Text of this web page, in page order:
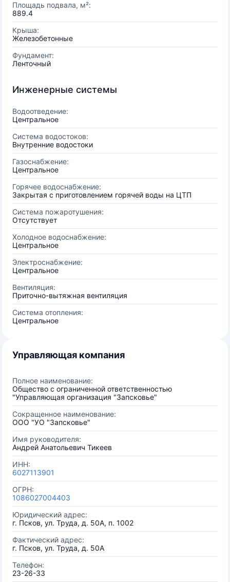
Площадь подвала, м²:
889.4
Крыша:
Железобетонные
Фундамент:
Ленточный
Инженерные системы
Водоотведение:
Центральное
Система водостоков:
Внутренние водостоки
Газоснабжение:
Центральное
Горячее водоснабжение:
Закрытая с приготовлением горячей воды на ЦТП
Система пожаротушения:
Отсутствует
Холодное водоснабжение:
Центральное
Электроснабжение:
Центральное
Вентиляция:
Приточно-вытяжная вентиляция
Система отопления:
Центральное
Управляющая компания
Полное наименование:
Общество с ограниченной ответственностью
"Управляющая организация "Запсковье"
Сокращенное наименование:
ООО "УО "Запсковье"
Имя руководителя:
Андрей Анатольевич Тикеев
ИНН:
6027113901
ОГРН:
1086027004403
Юридический адрес:
г. Псков, ул. Труда, д. 50А, п. 1002
Фактический адрес:
г. Псков, ул. Труда, д. 50А
Телефон:
23-26-33